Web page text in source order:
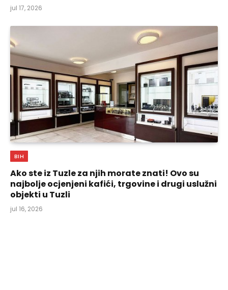
jul 17, 2026
BIH
Ako ste iz Tuzle za njih morate znati! Ovo su
najbolje ocjenjeni kafići, trgovine i drugi uslužni
objekti u Tuzli
jul 16, 2026